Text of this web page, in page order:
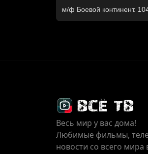
м/ф Боевой континент.
Весь мир у вас дома!
Любимые фильмы,
новости со всего мира